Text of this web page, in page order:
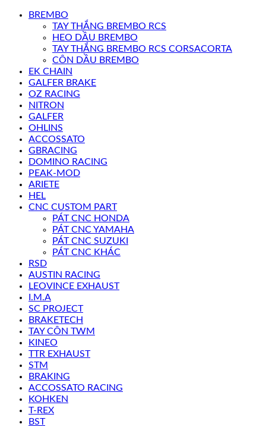
BREMBO
TAY THẮNG BREMBO RCS
HEO DẦU BREMBO
TAY THẮNG BREMBO RCS CORSACORTA
CÔN DẦU BREMBO
EK CHAIN
GALFER BRAKE
OZ RACING
NITRON
GALFER
OHLINS
ACCOSSATO
GBRACING
DOMINO RACING
PEAK-MOD
ARIETE
HEL
CNC CUSTOM PART
PÁT CNC HONDA
PÁT CNC YAMAHA
PÁT CNC SUZUKI
PÁT CNC KHÁC
RSD
AUSTIN RACING
LEOVINCE EXHAUST
I.M.A
SC PROJECT
BRAKETECH
TAY CÔN TWM
KINEO
TTR EXHAUST
STM
BRAKING
ACCOSSATO RACING
KOHKEN
T-REX
BST